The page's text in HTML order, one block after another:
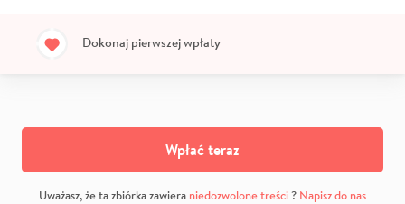
Dokonaj pierwszej wpłaty
Wpłać teraz
Uważasz, że ta zbiórka zawiera niedozwolone treści? Napisz do nas